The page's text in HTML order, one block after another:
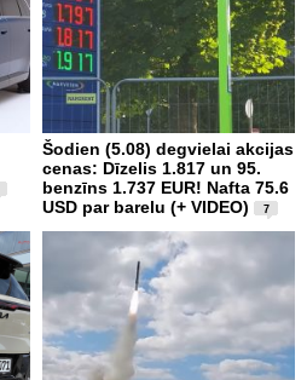
Šodien (5.08) degvielai akcijas
cenas: Dīzelis 1.817 un 95.
benzīns 1.737 EUR! Nafta 75.6
USD par barelu (+ VIDEO)
7